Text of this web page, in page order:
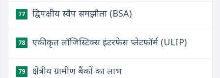
77 ​द्विपक्षीय स्वैप समझौता (BSA)
78 एकीकृत लॉजिस्टिक्स इंटरफ़ेस प्लेटफ़ॉर्म (ULIP)
79 ​क्षेत्रीय ग्रामीण बैंकों का लाभ